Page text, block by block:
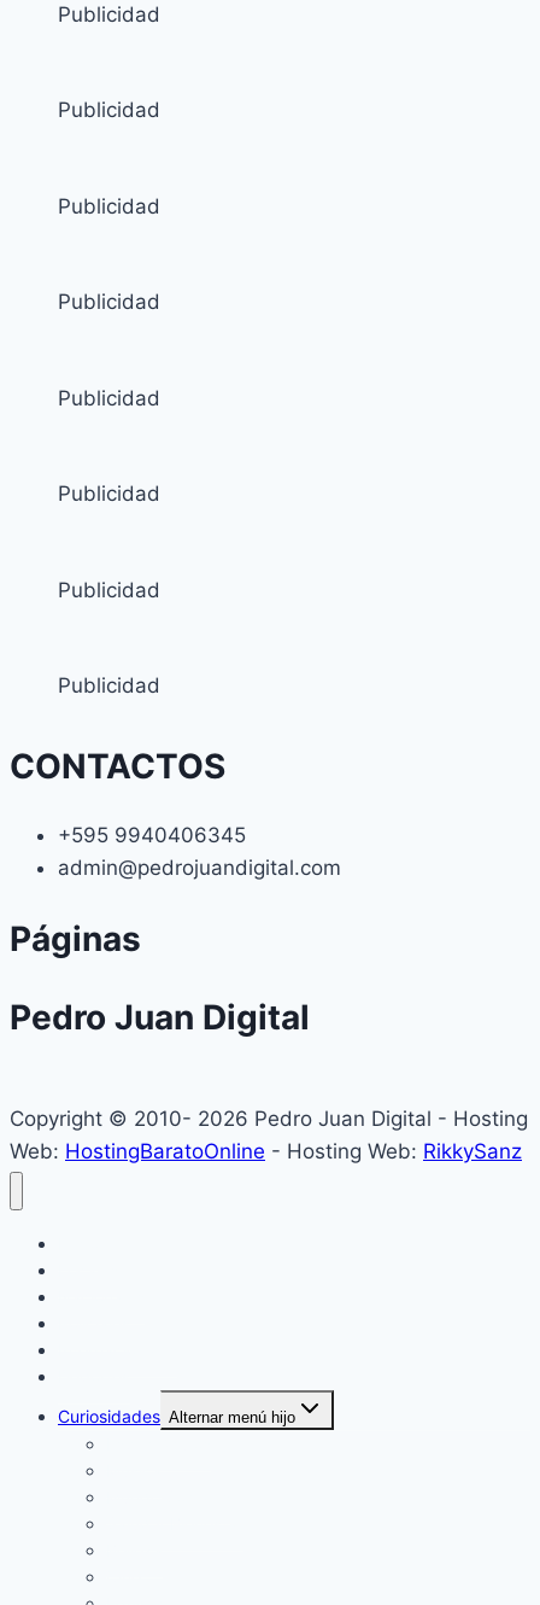
Publicidad
Publicidad
Publicidad
Publicidad
Publicidad
Publicidad
Publicidad
Publicidad
CONTACTOS
+595 9940406345
admin@pedrojuandigital.com
Páginas
Pedro Juan Digital
Copyright © 2010- 2026 Pedro Juan Digital - Hosting
Web: HostingBaratoOnline - Hosting Web: RikkySanz
Curiosidades Alternar menú hijo